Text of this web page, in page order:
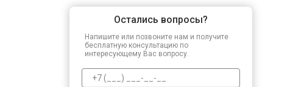
Остались вопросы?
Напишите или позвоните нам и получите
бесплатную консультацию по
интересующему Вас вопросу.